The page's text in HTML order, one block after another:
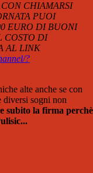
CON CHIAMARSI
PUOI
EURO DI BUONI
COSTO DI
AL LINK
?
alte anche se con
diversi sogni non
subito la firma perchè